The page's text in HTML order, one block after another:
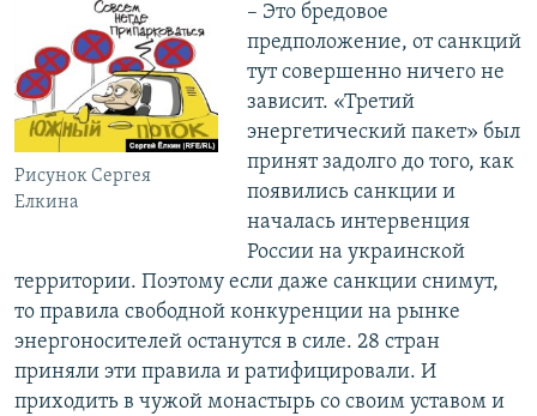
Рисунок Сергея
Елкина
​– Это бредовое
предположение, от санкций
тут совершенно ничего не
зависит. «Третий
энергетический пакет» был
принят задолго до того, как
появились санкции и
началась интервенция
России на украинской
территории. Поэтому если даже санкции снимут,
то правила свободной конкуренции на рынке
энергоносителей останутся в силе. 28 стран
приняли эти правила и ратифицировали. И
приходить в чужой монастырь со своим уставом и